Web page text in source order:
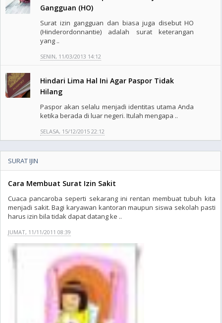
Gangguan (HO)
Surat izin gangguan dan biasa juga disebut HO
(Hinderordonnantie) adalah surat keterangan
yang ..
SENIN, 11/03/2013 14:12
Hindari Lima Hal Ini Agar Paspor Tidak
Hilang
Paspor akan selalu menjadi identitas utama Anda
ketika berada di luar negeri. Itulah mengapa ..
SELASA, 15/12/2015 22:12
SURAT IJIN
Cara Membuat Surat Izin Sakit
Cuaca pancaroba seperti sekarang ini rentan membuat tubuh kita
menjadi sakit. Bagi karyawan kantoran maupun siswa sekolah pasti
harus izin bila tidak dapat datang ke ..
JUMAT, 11/11/2011 08:39